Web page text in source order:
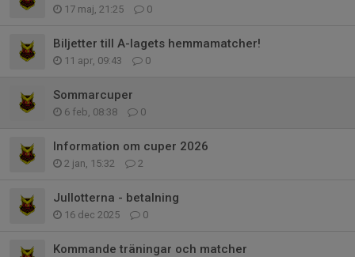
17 maj, 21:25 0
Biljetter till A-lagets hemmamatcher!
11 apr, 09:43 0
Sommarcuper
6 feb, 08:38 0
Information om cuper 2026
2 jan, 15:32 2
Jullotterna - betalning
16 dec 2025 0
Kommande träningar och matcher